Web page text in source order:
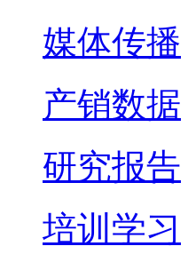
媒体传播
产销数据
研究报告
培训学习